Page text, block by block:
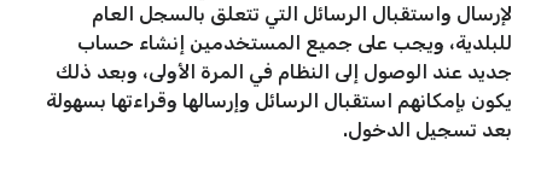
لإرسال واستقبال الرسائل التي تتعلق بالسجل العام
للبلدية، ويجب على جميع المستخدمين إنشاء حساب
جديد عند الوصول إلى النظام في المرة الأولى، وبعد ذلك
يكون بإمكانهم استقبال الرسائل وإرسالها وقراءتها بسهولة
بعد تسجيل الدخول.